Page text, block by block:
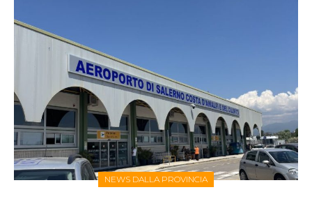
NEWS DALLA PROVINCIA